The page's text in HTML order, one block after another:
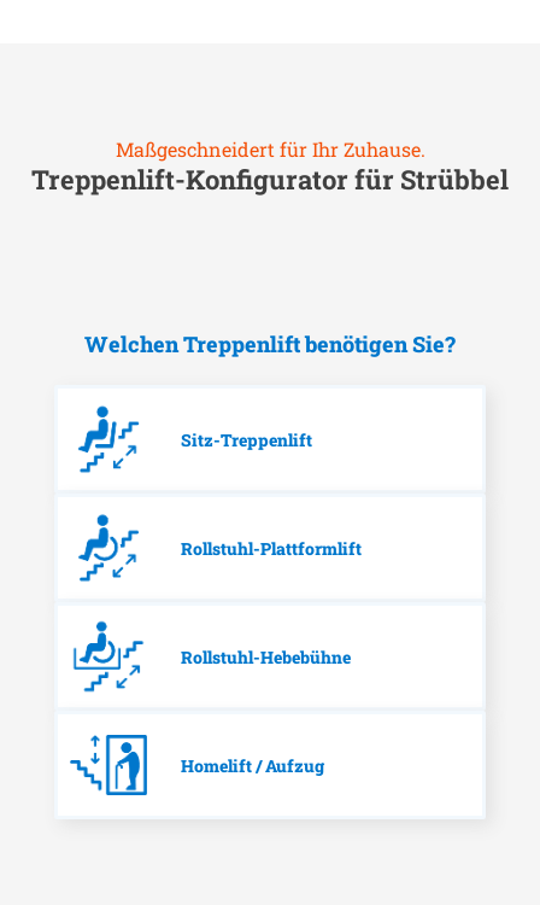
Maßgeschneidert für Ihr Zuhause.
Treppenlift-Konfigurator für Strübbel
Welchen Treppenlift benötigen Sie?
Sitz-Treppenlift
Rollstuhl-Plattformlift
Rollstuhl-Hebebühne
Homelift / Aufzug